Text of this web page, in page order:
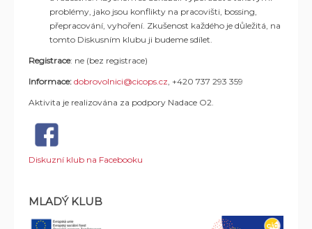
problémy, jako jsou konflikty na pracovišti, bossing,
přepracování, vyhoření. Zkušenost každého je důležitá, na
tomto Diskusním klubu ji budeme sdílet.
Registrace: ne (bez registrace)
Informace: dobrovolnici@cicops.cz , +420 737 293 359
Aktivita je realizována za podpory Nadace O2.
Diskuzní klub na Facebooku
MLADÝ KLUB